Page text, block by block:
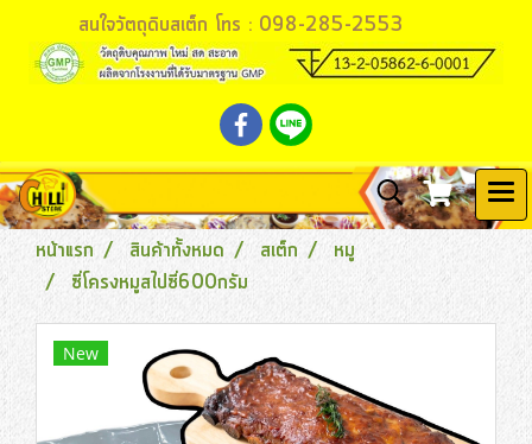
สนใจวัตถุดิบสเต็ก โทร : 098-285-2553
หน้าแรก สินค้าทั้งหมด สเต็ก
หมู
ซี่โครงหมูสไปซี่600กรัม
New